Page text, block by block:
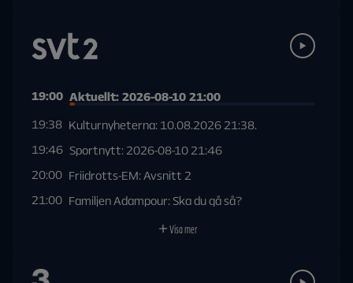
19:00 Aktuellt: 2026-08-10 21:00
19:38 Kulturnyheterna: 10.08.2026 21:38.
19:46 Sportnytt: 2026-08-10 21:46
20:00 Friidrotts-EM: Avsnitt 2
21:00 Familjen Adampour: Ska du gå så?
Visa mer